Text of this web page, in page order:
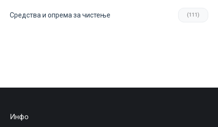
Средства и опрема за чистење (111)
Инфо